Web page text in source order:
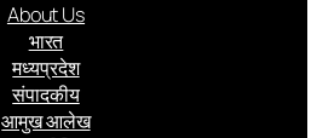
About Us
भारत
मध्यप्रदेश
संपादकीय
आमुख आलेख